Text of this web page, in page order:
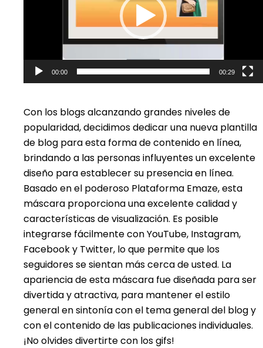
00:00 00:29
Con los blogs alcanzando grandes niveles de
popularidad, decidimos dedicar una nueva plantilla
de blog para esta forma de contenido en línea,
brindando a las personas influyentes un excelente
diseño para establecer su presencia en línea.
Basado en el poderoso Plataforma Emaze, esta
máscara proporciona una excelente calidad y
características de visualización. Es posible
integrarse fácilmente con YouTube, Instagram,
Facebook y Twitter, lo que permite que los
seguidores se sientan más cerca de usted. La
apariencia de esta máscara fue diseñada para ser
divertida y atractiva, para mantener el estilo
general en sintonía con el tema general del blog y
con el contenido de las publicaciones individuales.
¡No olvides divertirte con los gifs!